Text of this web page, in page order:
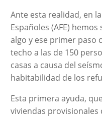
Ante esta realidad, en
Españoles (AFE)
algo y ese primer paso
techo a las de 150
casas a causa del
habitabilidad de los
Esta primera ayuda,
viviendas provisionales